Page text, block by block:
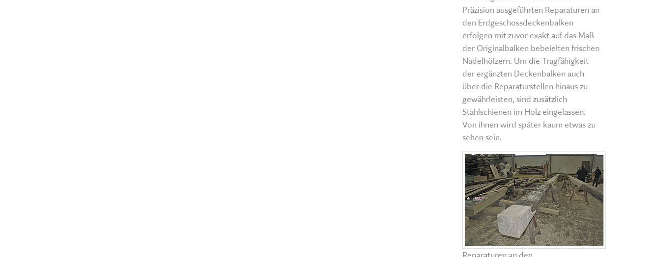
Präzision ausgeführten Reparaturen an
den Erdgeschossdeckenbalken
erfolgen mit zuvor exakt auf das Maß
der Originalbalken bebeielten frischen
Nadelhölzern. Um die Tragfähigkeit
der ergänzten Deckenbalken auch
über die Reparaturstellen hinaus zu
gewährleisten, sind zusätzlich
Stahlschienen im Holz eingelassen.
Von ihnen wird später kaum etwas zu
sehen sein.
Reparaturen an den